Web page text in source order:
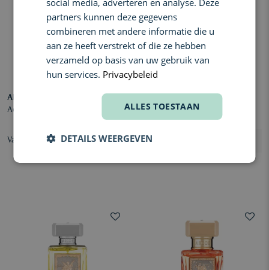
ARGOS
Adonis Awakens Eau de Parfum
Vanaf € 165,00
Birth of Venus Eau de Parfum
€ 175,00
partners kunnen deze gegevens
combineren met andere informatie die u
aan ze heeft verstrekt of die ze hebben
verzameld op basis van uw gebruik van
hun services. Privacybeleid
ALLES TOESTAAN
DETAILS WEERGEVEN